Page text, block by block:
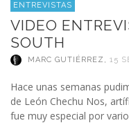
ENTREVISTAS
VIDEO
SOUTH
MARC GUTIÉRREZ , 15
Hace unas semanas
de León Chechu Nos,
fue muy especial por